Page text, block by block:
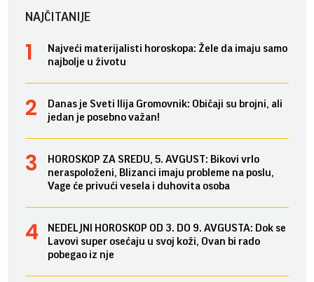
NAJČITANIJE
Najveći materijalisti horoskopa: Žele da imaju samo
najbolje u životu
Danas je Sveti Ilija Gromovnik: Običaji su brojni, ali
jedan je posebno važan!
HOROSKOP ZA SREDU, 5. AVGUST: Bikovi vrlo
neraspoloženi, Blizanci imaju probleme na poslu,
Vage će privući vesela i duhovita osoba
NEDELJNI HOROSKOP OD 3. DO 9. AVGUSTA: Dok se
Lavovi super osećaju u svoj koži, Ovan bi rado
pobegao iz nje